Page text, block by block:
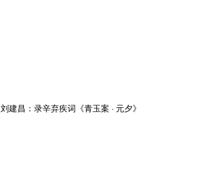
刘建昌：录辛弃疾词《青玉案 · 元夕》